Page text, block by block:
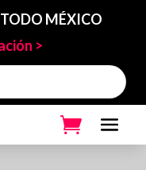
MÉXICO
>